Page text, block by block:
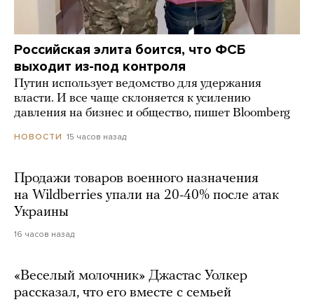
Российская элита боится, что ФСБ
выходит из-под контроля
Путин использует ведомство для удержания
власти. И все чаще склоняется к усилению
давления на бизнес и общество, пишет Bloomberg
НОВОСТИ 15 часов назад
Продажи товаров военного назначения
на Wildberries упали на 20-40% после атак
Украины
16 часов назад
«Веселый молочник» Джастас Уолкер
рассказал, что его вместе с семьей